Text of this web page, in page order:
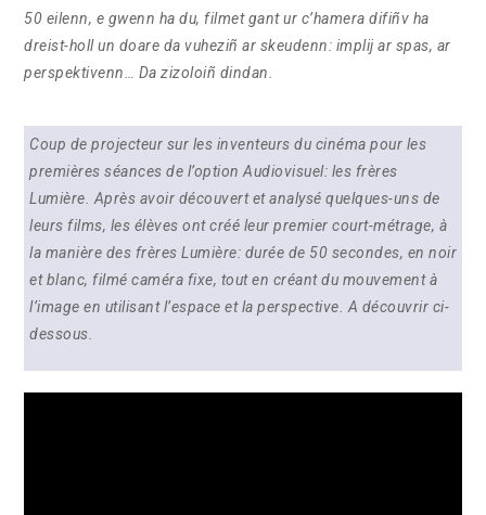
50 eilenn, e gwenn ha du, filmet gant ur c’hamera difiñv ha
dreist-holl un doare da vuheziñ ar skeudenn: implij ar spas, ar
perspektivenn… Da zizoloiñ dindan.
Coup de projecteur sur les inventeurs du cinéma pour les
premières séances de l’option Audiovisuel: les frères
Lumière. Après avoir découvert et analysé quelques-uns de
leurs films, les élèves ont créé leur premier court-métrage, à
la manière des frères Lumière: durée de 50 secondes, en noir
et blanc, filmé caméra fixe, tout en créant du mouvement à
l’image en utilisant l’espace et la perspective. A découvrir ci-
dessous.